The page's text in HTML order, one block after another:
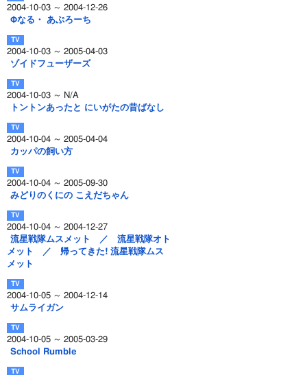
2004-10-03 ～ 2004-12-26
Φなる・ あぷろーち
2004-10-03 ～ 2005-04-03
ゾイドフューザーズ
2004-10-03 ～ N/A
トントンあったと にいがたの昔ばなし
2004-10-04 ～ 2005-04-04
カッパの飼い方
2004-10-04 ～ 2005-09-30
みどりのくにの こえだちゃん
2004-10-04 ～ 2004-12-27
流星戦隊ムスメット ／ 流星戦隊オト
メット ／ 帰ってきた! 流星戦隊ムス
メット
2004-10-05 ～ 2004-12-14
サムライガン
2004-10-05 ～ 2005-03-29
School Rumble